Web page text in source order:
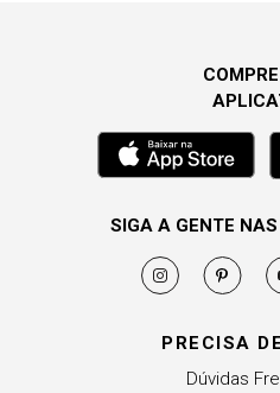
PRECISA
Dúvidas
SIGA A GENTE